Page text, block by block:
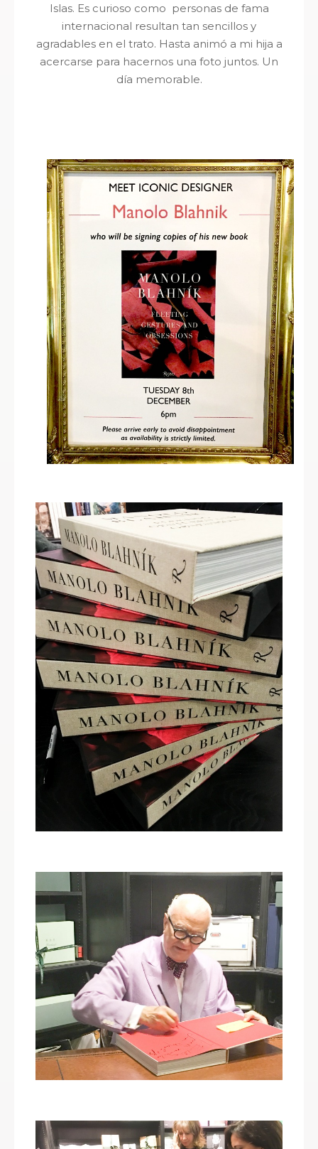
Islas. Es curioso como personas de fama
internacional resultan tan sencillos y
agradables en el trato. Hasta animó a mi hija a
acercarse para hacernos una foto juntos. Un
día memorable.